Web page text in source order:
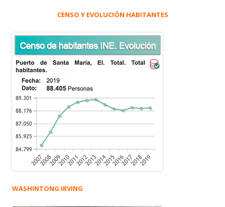
CENSO Y EVOLUCIÓN HABITANTES
WASHINTONG IRVING